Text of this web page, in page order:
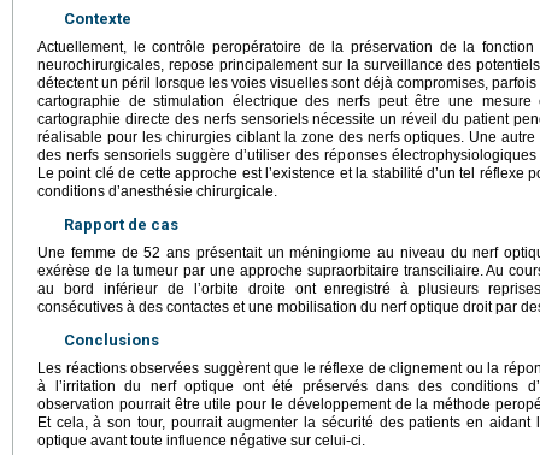
Contexte
Actuellement, le contrôle peropératoire de la préservation de la
neurochirurgicales, repose principalement sur la surveillance des
détectent un péril lorsque les voies visuelles sont déjà compromises,
cartographie de stimulation électrique des nerfs peut être une mesure
cartographie directe des nerfs sensoriels nécessite un réveil du patient
réalisable pour les chirurgies ciblant la zone des nerfs optiques. Une
des nerfs sensoriels suggère d’utiliser des réponses
Le point clé de cette approche est l’existence et la stabilité d’un tel réflexe
conditions d’anesthésie chirurgicale.
Rapport de cas
Une femme de 52 ans présentait un méningiome au niveau du nerf
exérèse de la tumeur par une approche supraorbitaire transciliaire. Au
au bord inférieur de l’orbite droite ont enregistré à plusieurs
consécutives à des contactes et une mobilisation du nerf optique droit par
Conclusions
Les réactions observées suggèrent que le réflexe de clignement ou la
à l’irritation du nerf optique ont été préservés dans des conditions
observation pourrait être utile pour le développement de la méthode
Et cela, à son tour, pourrait augmenter la sécurité des patients en
optique avant toute influence négative sur celui-ci.